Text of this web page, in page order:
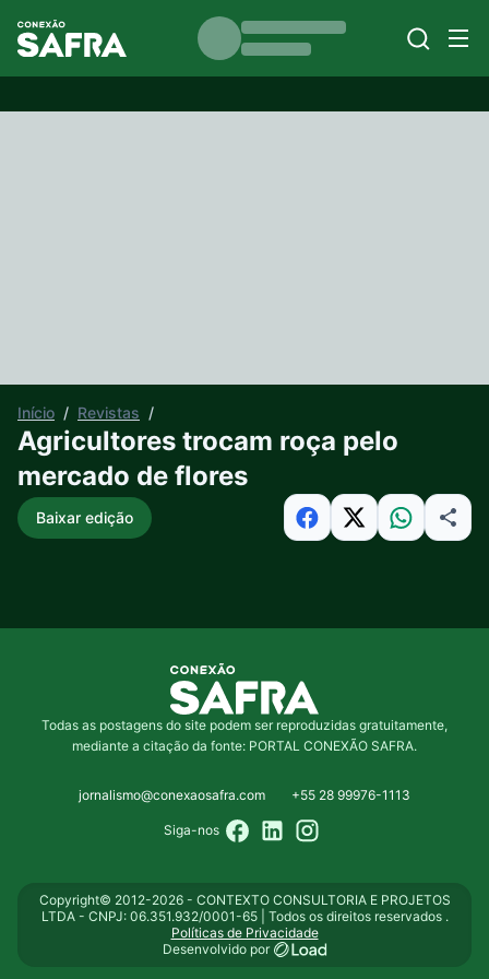
Início / Revistas /
Agricultores trocam roça pelo
mercado de flores
Baixar edição
Todas as postagens do site podem ser reproduzidas gratuitamente,
mediante a citação da fonte: PORTAL CONEXÃO SAFRA.
jornalismo@conexaosafra.com +55 28 99976-1113
Siga-nos
Copyright© 2012-2026 - CONTEXTO CONSULTORIA E PROJETOS
LTDA - CNPJ: 06.351.932/0001-65 | Todos os direitos reservados .
Políticas de Privacidade
Desenvolvido por